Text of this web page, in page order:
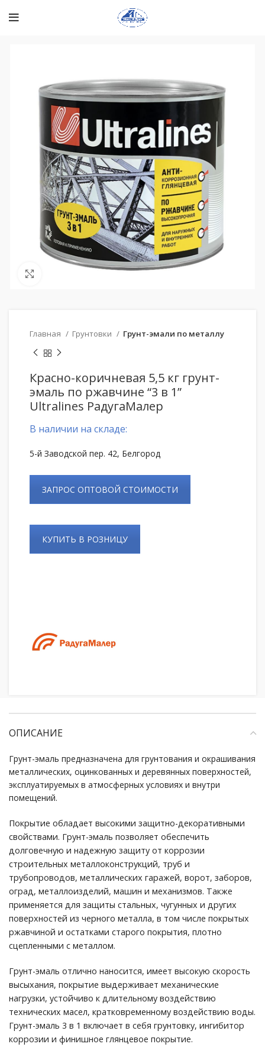
Нажмите, чтобы увеличить
Главная Грунтовки Грунт-эмали по металлу
Красно-коричневая 5,5 кг грунт-
эмаль по ржавчине “3 в 1”
Ultralines РадугаМалер
В наличии на складе:
5-й Заводской пер. 42, Белгород
ЗАПРОС ОПТОВОЙ СТОИМОСТИ
КУПИТЬ В РОЗНИЦУ
ОПИСАНИЕ
Грунт-эмаль предназначена для грунтования и окрашивания
металлических, оцинкованных и деревянных поверхностей,
эксплуатируемых в атмосферных условиях и внутри
помещений.
Покрытие обладает высокими защитно-декоративными
свойствами. Грунт-эмаль позволяет обеспечить
долговечную и надежную защиту от коррозии
строительных металлоконструкций, труб и
трубопроводов, металлических гаражей, ворот, заборов,
оград, металлоизделий, машин и механизмов. Также
применяется для защиты стальных, чугунных и других
поверхностей из черного металла, в том числе покрытых
ржавчиной и остатками старого покрытия, плотно
сцепленными с металлом.
Грунт-эмаль отлично наносится, имеет высокую скорость
высыхания, покрытие выдерживает механические
нагрузки, устойчиво к длительному воздействию
технических масел, кратковременному воздействию воды.
Грунт-эмаль 3 в 1 включает в себя грунтовку, ингибитор
коррозии и финишное глянцевое покрытие.